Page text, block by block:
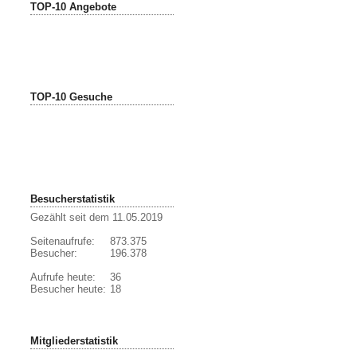
TOP-10 Angebote
TOP-10 Gesuche
Besucherstatistik
Gezählt seit dem 11.05.2019
Seitenaufrufe:
Besucher:
Aufrufe heute:
Besucher heute:
873.375
196.378
36
18
Mitgliederstatistik